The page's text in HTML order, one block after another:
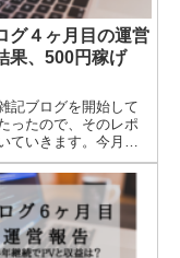
グ４ヶ月目の運営
果、500円稼げ
記ブログを開始して
ったので、そのレポ
ていきます。今月は
スを集めることがで
、収益には結びつき
た。でもじわじわ
積み上がっている感
ます。それではいき
３ヶ月目...